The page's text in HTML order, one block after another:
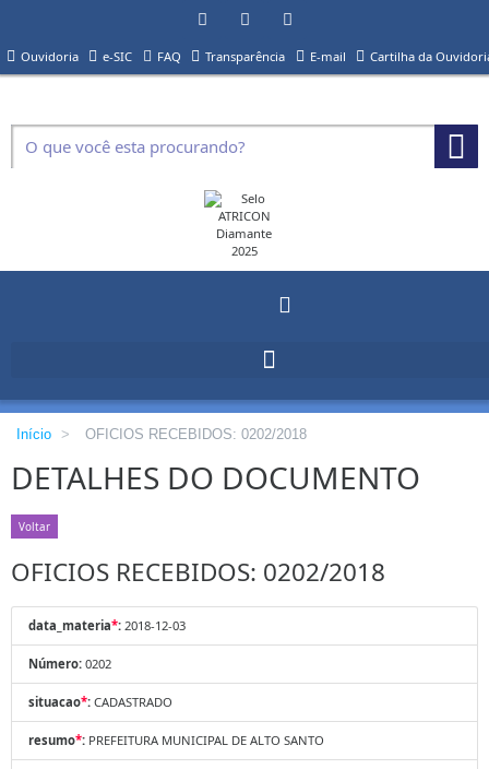
Ouvidoria e-SIC FAQ Transparência E-mail Cartilha da
Início > OFICIOS RECEBIDOS: 0202/2018
DETALHES DO DOCUMENTO
Voltar
OFICIOS RECEBIDOS: 0202/2018
data_materia*: 2018-12-03
Número: 0202
situacao*: CADASTRADO
resumo*: PREFEITURA MUNICIPAL DE ALTO SANTO